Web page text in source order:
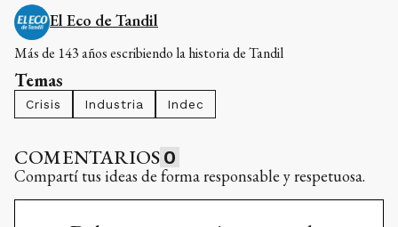
El Eco de Tandil
Más de 143 años escribiendo la historia de Tandil
Temas
Crisis Industria Indec
COMENTARIOS 0
Compartí tus ideas de forma responsable y respetuosa.